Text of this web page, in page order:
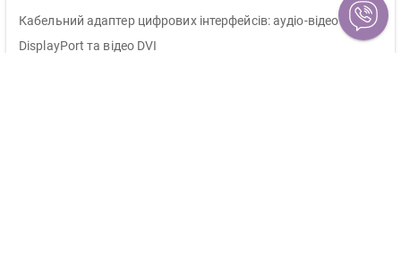
Кабельний адаптер цифрових інтерфейсів: аудіо-відео
DisplayPort та відео DVI